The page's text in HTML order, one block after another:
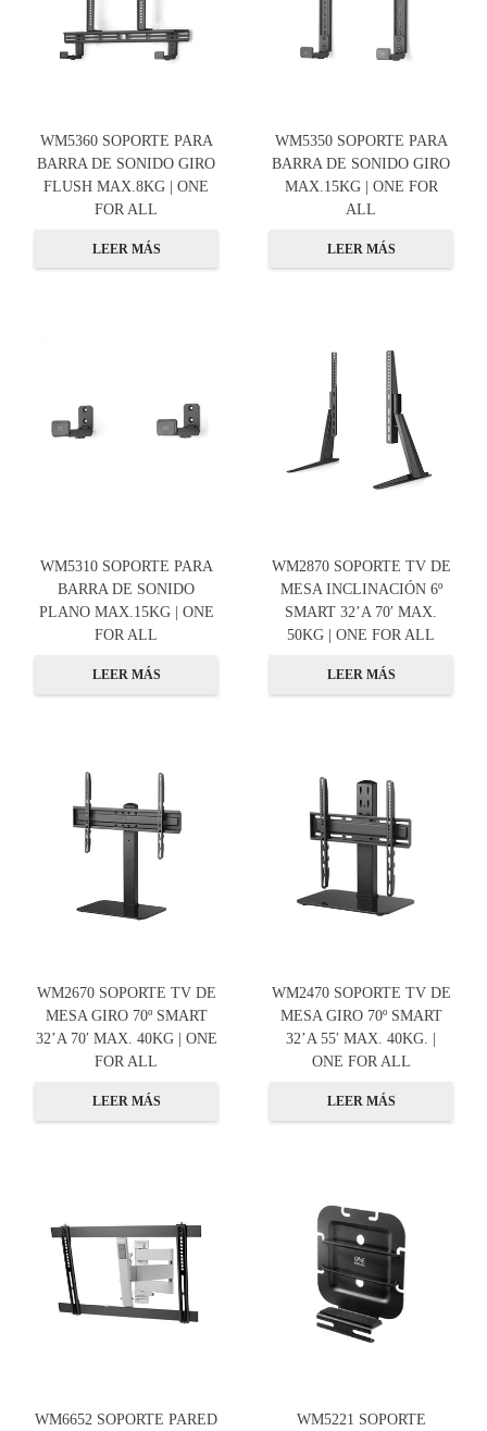
WM5360 SOPORTE PARA
BARRA DE SONIDO GIRO
FLUSH MAX.8KG | ONE
FOR ALL
LEER MÁS
WM5350 SOPORTE PARA
BARRA DE SONIDO GIRO
MAX.15KG | ONE FOR
ALL
LEER MÁS
WM5310 SOPORTE PARA
BARRA DE SONIDO
PLANO MAX.15KG | ONE
FOR ALL
LEER MÁS
WM2870 SOPORTE TV DE
MESA INCLINACIÓN 6º
SMART 32’A 70′ MAX.
50KG | ONE FOR ALL
LEER MÁS
WM2670 SOPORTE TV DE
MESA GIRO 70º SMART
32’A 70′ MAX. 40KG | ONE
FOR ALL
LEER MÁS
WM2470 SOPORTE TV DE
MESA GIRO 70º SMART
32’A 55′ MAX. 40KG. |
ONE FOR ALL
LEER MÁS
WM6652 SOPORTE PARED
WM5221 SOPORTE